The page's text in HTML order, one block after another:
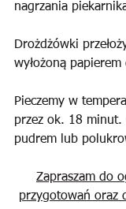
nagrzania
Drożdżówki
wyłożoną papierem
Pieczemy w
przez ok. 18 minut.
pudrem lub
Zapraszam do
przygotowań oraz